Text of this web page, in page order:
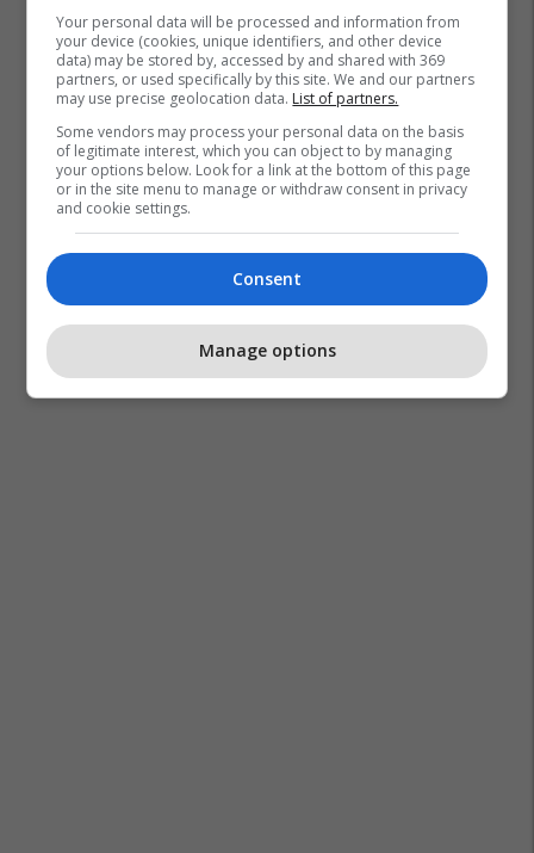
Your personal data will be processed and information from
your device (cookies, unique identifiers, and other device
data) may be stored by, accessed by and shared with 369
partners, or used specifically by this site. We and our partners
may use precise geolocation data. List of partners.
Some vendors may process your personal data on the basis
of legitimate interest, which you can object to by managing
your options below. Look for a link at the bottom of this page
or in the site menu to manage or withdraw consent in privacy
and cookie settings.
Consent
Manage options